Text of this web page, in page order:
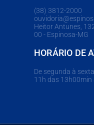
(38) 3812-2000
Heitor Antunes,
00 - Espinosa-MG
HORÁRIO DE
De segunda à
11h das 13h00min